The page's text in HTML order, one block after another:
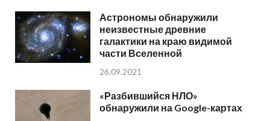
Астрономы обнаружили
неизвестные древние
галактики на краю видимой
части Вселенной
26.09.2021
«Разбившийся НЛО»
обнаружили на Google-картах